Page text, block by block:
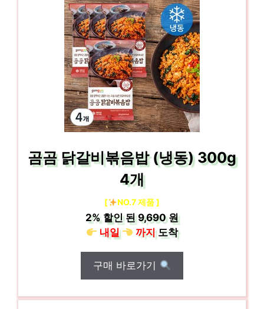
곰곰 닭갈비볶음밥 (냉동) 300g
4개
[ NO.7 제품 ]
2%할인 된9,690 원
내일
까지도착
구매 바로가기